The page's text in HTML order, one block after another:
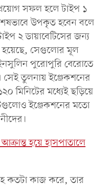
সফল হলে টাইপ ১
উপকৃত হবেন বলে
২ ডায়াবেটিসের জন্য
হয়েছে, সেগুলোর মূল
পুরোপুরি বেরোতে
সেই তুলনায় ইঞ্জেকশনের
মিনিটের মধ্যেই ছড়িয়ে
ইঞ্জেকশনের মতো
হয়ে হাসপাতালে
কতটা কাজ করে, তার